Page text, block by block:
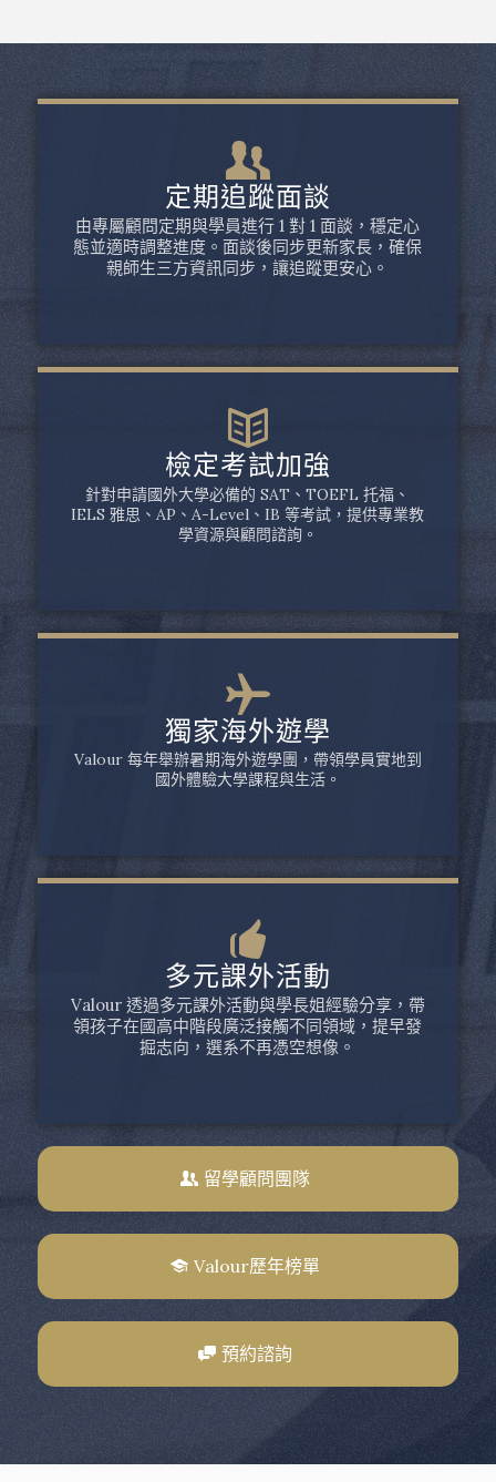
定期追蹤面談
由專屬顧問定期與學員進行 1 對 1 面談，穩定心
態並適時調整進度。面談後同步更新家長，確保
親師生三方資訊同步，讓追蹤更安心。
檢定考試加強
針對申請國外大學必備的 SAT、TOEFL 托福、
IELS 雅思、AP、A-Level、IB 等考試，提供專業教
學資源與顧問諮詢。
獨家海外遊學
Valour 每年舉辦暑期海外遊學團，帶領學員實地到
國外體驗大學課程與生活。
多元課外活動
Valour 透過多元課外活動與學長姐經驗分享，帶
領孩子在國高中階段廣泛接觸不同領域，提早發
掘志向，選系不再憑空想像。
留學顧問團隊
Valour歷年榜單
預約諮詢